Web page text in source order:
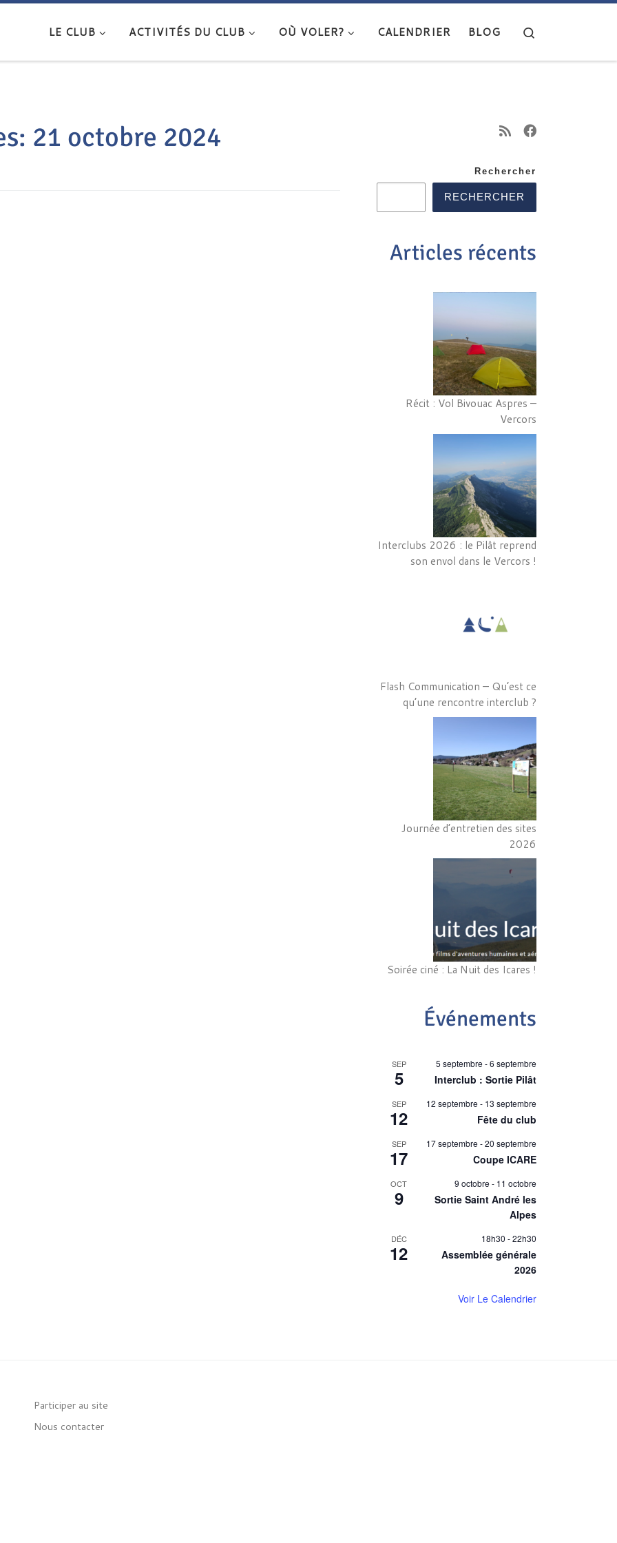
LE CLUB ACTIVITÉS DU CLUB OÙ VOLER? CALENDRIER BLOG
21 octobre 2024
Rechercher
RECHERCHER
Articles récents
Récit : Vol Bivouac Aspres –
Vercors
Interclubs 2026 : le Pilât reprend
son envol dans le Vercors !
Flash Communication – Qu’est ce
qu’une rencontre interclub ?
Journée d’entretien des sites
2026
Soirée ciné : La Nuit des Icares !
Événements
SEP
5
5 septembre -6 septembre
Interclub : Sortie Pilât
SEP
12
12 septembre - 13 septembre
Fête du club
SEP
17
17 septembre -20 septembre
Coupe ICARE
OCT
9
9 octobre - 11 octobre
Sortie Saint André les
Alpes
DÉC
12
18h30 -22h30
Assemblée générale
2026
Voir Le Calendrier
Participer au site
Nous contacter